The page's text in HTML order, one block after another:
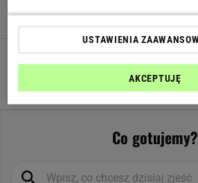
Witamina B1 (Tiamina)
Witamina B3/PP (Niacyna)
Bread and butter pudding
Co gotujemy?
USTAWIENIA
AKCEPTUJĘ